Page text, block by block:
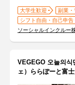
大学生歓迎 副業・
シフト自由・自己申告
ソーシャルインクルー
VEGEGO 오늘의식
ェ）ららぽーと富